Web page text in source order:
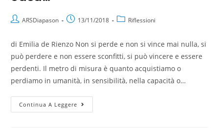
ARSDiapason 13/11/2018 Riflessioni
di Emilia de Rienzo Non si perde e non si vince mai nulla, si
può perdere e non essere sconfitti, si può vincere e essere
perdenti. Il metro di misura è quanto acquistiamo o
perdiamo in umanità, in sensibilità, nella capacità o…
Continua A Leggere